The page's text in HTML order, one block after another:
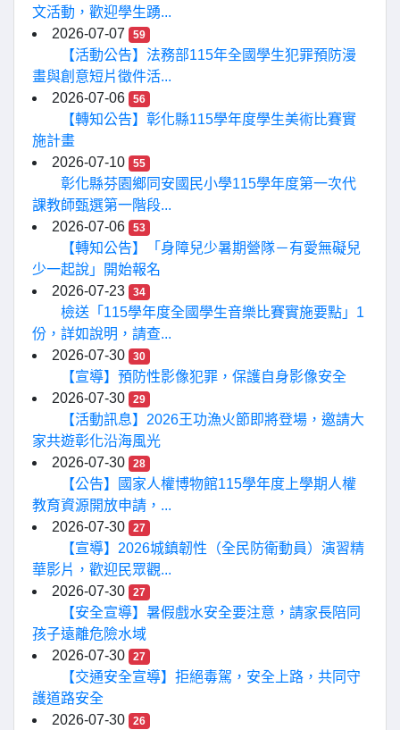
文活動，歡迎學生踴...
2026-07-07
59
【活動公告】法務部115年全國學生犯罪預防漫
畫與創意短片徵件活...
2026-07-06
56
【轉知公告】彰化縣115學年度學生美術比賽實
施計畫
2026-07-10
55
彰化縣芬園鄉同安國民小學115學年度第一次代
課教師甄選第一階段...
2026-07-06
53
【轉知公告】「身障兒少暑期營隊－有愛無礙兒
少一起說」開始報名
2026-07-23
34
檢送「115學年度全國學生音樂比賽實施要點」1
份，詳如說明，請查...
2026-07-30
30
【宣導】預防性影像犯罪，保護自身影像安全
2026-07-30
29
【活動訊息】2026王功漁火節即將登場，邀請大
家共遊彰化沿海風光
2026-07-30
28
【公告】國家人權博物館115學年度上學期人權
教育資源開放申請，...
2026-07-30
27
【宣導】2026城鎮韌性（全民防衛動員）演習精
華影片，歡迎民眾觀...
2026-07-30
27
【安全宣導】暑假戲水安全要注意，請家長陪同
孩子遠離危險水域
2026-07-30
27
【交通安全宣導】拒絕毒駕，安全上路，共同守
護道路安全
2026-07-30
26